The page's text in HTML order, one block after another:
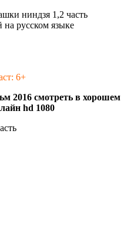
ниндзя 1,2 часть
русском языке
6+
2016 смотреть в хорошем
hd 1080